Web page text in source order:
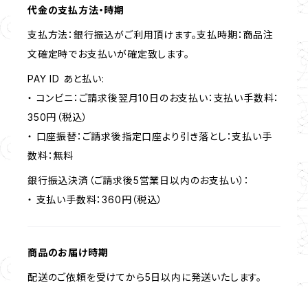
代金の支払方法・時期
支払方法：銀行振込がご利用頂けます。支払時期：商品注
文確定時でお支払いが確定致します。
PAY ID あと払い:
・ コンビニ：ご請求後翌月10日のお支払い：支払い手数料：
350円（税込）
・ 口座振替：ご請求後指定口座より引き落とし：支払い手
数料：無料
銀行振込決済（ご請求後5営業日以内のお支払い）：
・ 支払い手数料：360円（税込）
商品のお届け時期
配送のご依頼を受けてから5日以内に発送いたします。